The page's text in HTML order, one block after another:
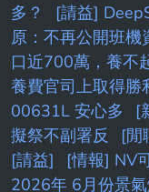
多？
[請益]
原：不再公開班機
口近700萬，養不
養費官司上取得勝
00631L 安心多
[
擬祭不副署反
[閒
[請益]
[情報] NV
2026年 6月份景